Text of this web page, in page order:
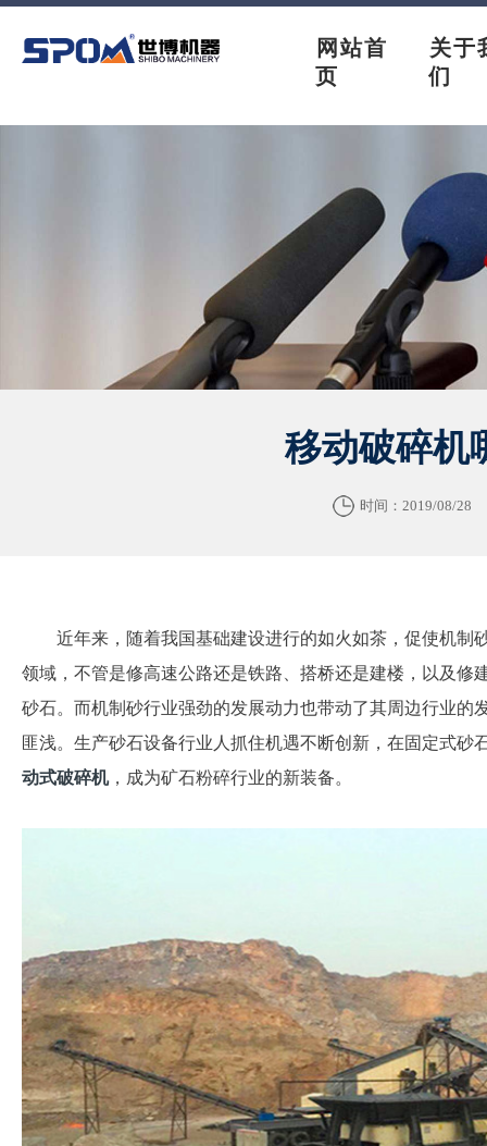
网站首
页
关于
们
移动破碎机
时间：2019/08/28
近年来，随着我国基础建设进行的如火如茶，促使机制
领域，不管是修高速公路还是铁路、搭桥还是建楼，以及修
砂石。而机制砂行业强劲的发展动力也带动了其周边行业的
匪浅。生产砂石设备行业人抓住机遇不断创新，在固定式砂
动式破碎机，成为矿石粉碎行业的新装备。